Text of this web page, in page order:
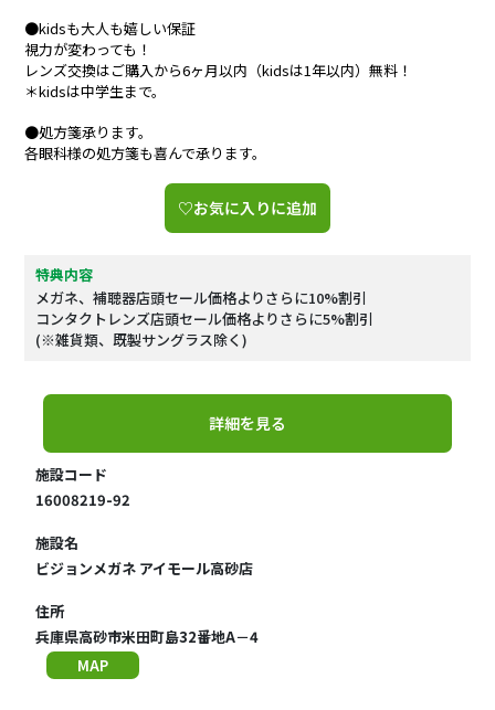
●kidsも大人も嬉しい保証
視力が変わっても！
レンズ交換はご購入から6ヶ月以内（kidsは1年以内）無料！
＊kidsは中学生まで。
●処方箋承ります。
各眼科様の処方箋も喜んで承ります。
♡お気に入りに追加
特典内容
メガネ、補聴器店頭セール価格よりさらに10%割引
コンタクトレンズ店頭セール価格よりさらに5%割引
(※雑貨類、既製サングラス除く)
詳細を見る
施設コード
16008219-92
施設名
ビジョンメガネ アイモール高砂店
住所
兵庫県高砂市米田町島32番地A－4
MAP